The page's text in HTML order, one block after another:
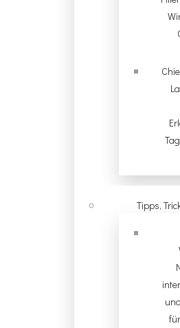
Tipps,